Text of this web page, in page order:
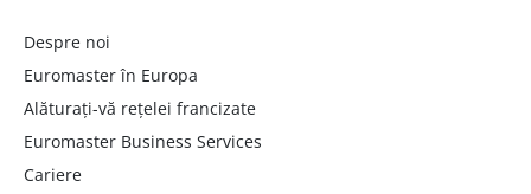
Despre noi
Euromaster în Europa
Alăturați-vă rețelei francizate
Euromaster Business Services
Cariere